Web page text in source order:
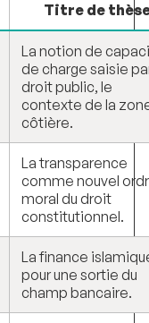
Titre de
La notion de
de charge saisie
droit public, le
contexte de la
côtière.
La transparence
comme nouvel
moral du droit
constitutionnel.
La finance
pour une sortie du
champ bancaire.